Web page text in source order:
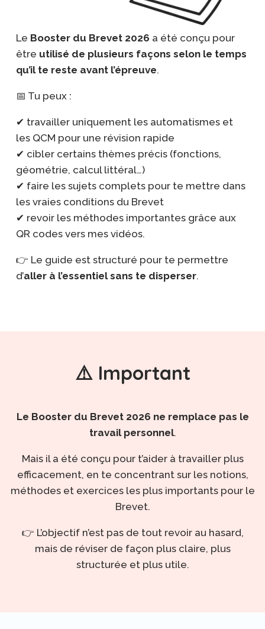
Le Booster du Brevet 2026 a été conçu pour
être utilisé de plusieurs façons selon le temps
qu’il te reste avant l’épreuve.
📅 Tu peux :
✔ travailler uniquement les automatismes et
les QCM pour une révision rapide
✔ cibler certains thèmes précis (fonctions,
géométrie, calcul littéral…)
✔ faire les sujets complets pour te mettre dans
les vraies conditions du Brevet
✔ revoir les méthodes importantes grâce aux
QR codes vers mes vidéos.
👉 Le guide est structuré pour te permettre
d’aller à l’essentiel sans te disperser.
⚠️ Important
Le Booster du Brevet 2026 ne remplace pas le
travail personnel.
Mais il a été conçu pour t’aider à travailler plus
efficacement, en te concentrant sur les notions,
méthodes et exercices les plus importants pour le
Brevet.
👉 L’objectif n’est pas de tout revoir au hasard,
mais de réviser de façon plus claire, plus
structurée et plus utile.